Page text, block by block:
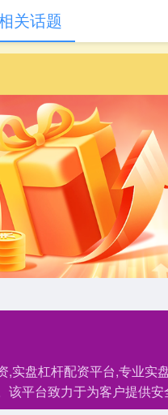
,实盘杠杆配资平台,专业实
该平台致力于为客户提供
关话题